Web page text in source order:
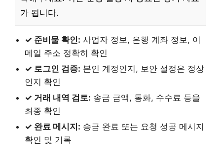
가 됩니다.
✓ 준비물 확인: 사업자 정보, 은행 계좌 정보, 이
메일 주소 정확히 확인
✓ 로그인 검증: 본인 계정인지, 보안 설정은 정상
인지 확인
✓ 거래 내역 검토: 송금 금액, 통화, 수수료 등을
최종 확인
✓ 완료 메시지: 송금 완료 또는 요청 성공 메시지
확인 및 기록